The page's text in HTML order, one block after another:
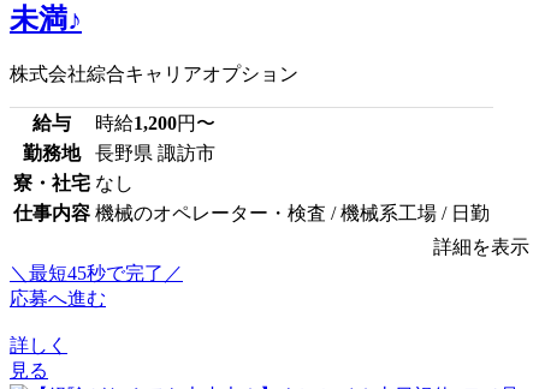
未満♪
株式会社綜合キャリアオプション
給与 時給1,200円〜
勤務地
長野県 諏訪市
寮・社宅 なし
仕事内容 機械のオペレーター・検査 / 機械系工場 / 日勤
詳細を表示
＼最短45秒で完了／
応募へ進む
詳しく
見る